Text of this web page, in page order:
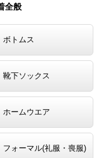
全般
ボトムス
靴下ソックス
ホームウエア
フォーマル(礼服・喪服)